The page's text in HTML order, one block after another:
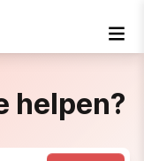
helpen?